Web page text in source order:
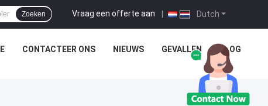
Dutch
Vraag een offerte aan |
Zoeken
CONTACTEER ONS NIEUWS GEVALLEN BLOG